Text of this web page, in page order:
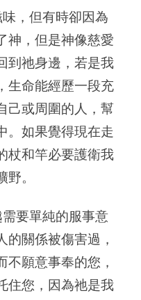
，但有時卻因為
神，但是神像慈愛
到祂身邊，若是我
生命能經歷一段充
己或周圍的人，幫
。如果覺得現在走
杖和竿必要護衛我
。
要單純的服事意
的關係被傷害過，
不願意事奉的您，
住您，因為祂是我